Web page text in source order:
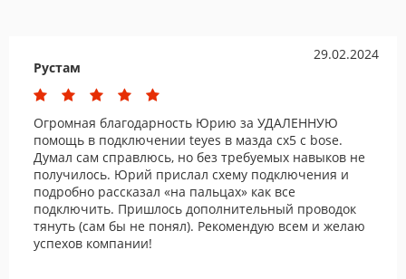
29.02.2024
Рустам
Огромная благодарность Юрию за УДАЛЕННУЮ
помощь в подключении teyes в мазда cx5 с bose.
Думал сам справлюсь, но без требуемых навыков не
получилось. Юрий прислал схему подключения и
подробно рассказал «на пальцах» как все
подключить. Пришлось дополнительный проводок
тянуть (сам бы не понял). Рекомендую всем и желаю
успехов компании!